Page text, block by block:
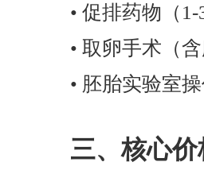
• 促排药物（
• 取卵手术（
• 胚胎实验室
三、核心